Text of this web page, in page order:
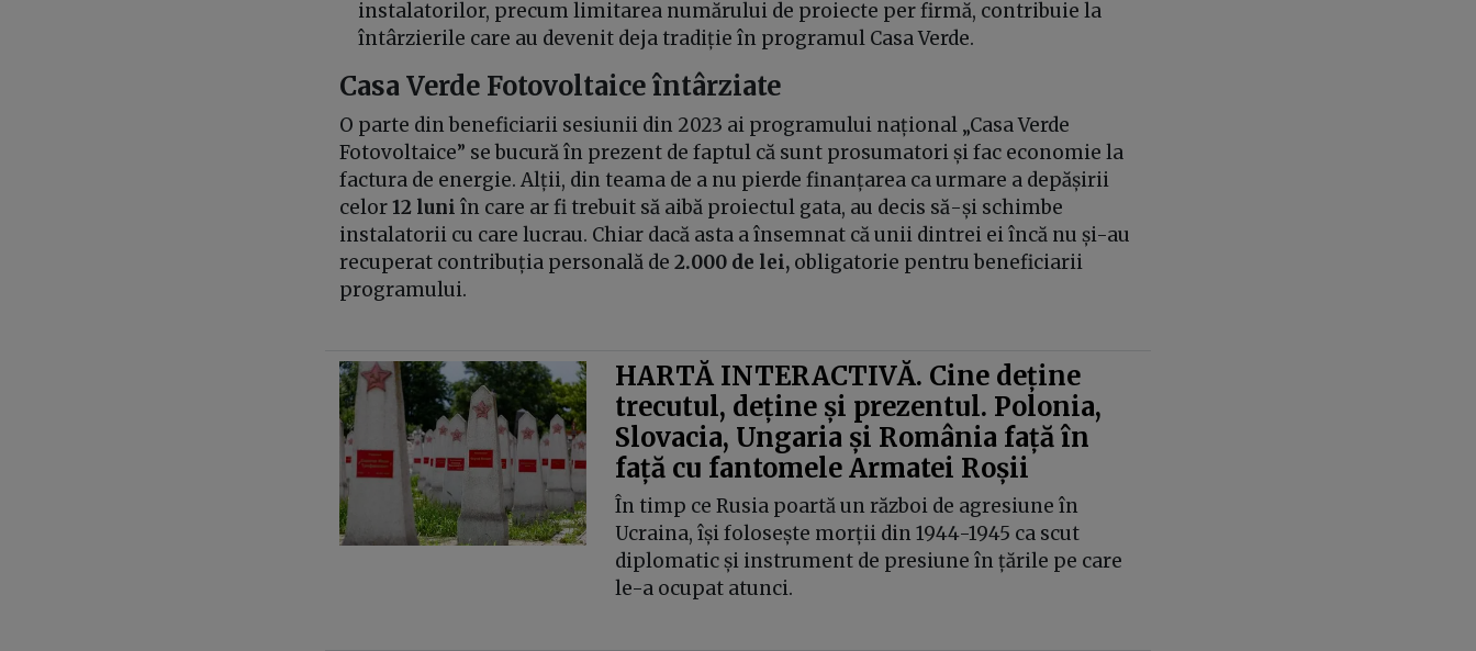
instalatorilor, precum limitarea numărului de proiecte per firmă, contribuie la
întârzierile care au devenit deja tradiție în programul Casa Verde.
Casa Verde Fotovoltaice întârziate
O parte din beneficiarii sesiunii din 2023 ai programului național „Casa Verde
Fotovoltaice” se bucură în prezent de faptul că sunt prosumatori și fac economie la
factura de energie. Alții, din teama de a nu pierde finanțarea ca urmare a depășirii
celor12 luni în care ar fi trebuit să aibă proiectul gata, au decis să-și schimbe
instalatorii cu care lucrau. Chiar dacă asta a însemnat că unii dintrei ei încă nu și-au
recuperat contribuția personală de 2.000 de lei, obligatorie pentru beneficiarii
programului.
HARTĂ INTERACTIVĂ. Cine deține
trecutul, deține și prezentul. Polonia,
Slovacia, Ungaria și România față în
față cu fantomele Armatei Roșii
În timp ce Rusia poartă un război de agresiune în
Ucraina, își folosește morții din 1944-1945 ca scut
diplomatic și instrument de presiune în țările pe care
le-a ocupat atunci.